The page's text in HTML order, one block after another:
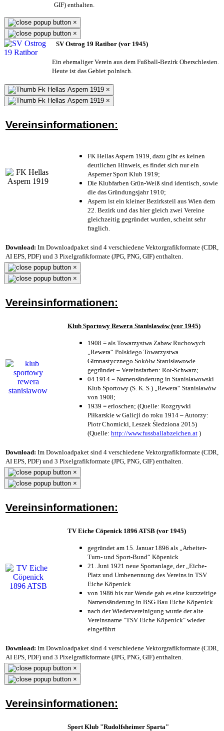
GIF) enthalten.
×
×
SV Ostrog 19 Ratibor (vor 1945)
Ein ehemaliger Verein aus dem Fußball-Bezirk Oberschlesien.
Heute ist das Gebiet polnisch.
×
×
Vereinsinformationen:
FK Hellas Aspern 1919, dazu gibt es keinen
deutlichen Hinweis, es findet sich nur ein
Asperner Sport Klub 1919;
Die Klubfarben Grün-Weiß sind identisch, sowie
die das Gründungsjahr 1910;
Aspern ist ein kleiner Bezirksteil aus Wien dem
22. Bezirk und das hier gleich zwei Vereine
gleichzeitig gegründet wurden, scheint sehr
fraglich.
Download: Im Downloadpaket sind 4 verschiedene Vektorgrafikformate (CDR,
AI EPS, PDF) und 3 Pixelgrafikformate (JPG, PNG, GIF) enthalten.
×
×
Vereinsinformationen:
Klub Sportowy Rewera Stanisławów (vor 1945)
1908 = als Towarzystwa Zabaw Ruchowych
„Rewera“ Polskiego Towarzystwa
Gimnastycznego Sokółw Stanisławowie
gegründet – Vereinsfarben: Rot-Schwarz;
04.1914 = Namensänderung in Stanisławowski
Klub Sportowy (S. K. S.) „Rewera“ Stanisławów
von 1908;
1939 = erloschen; (Quelle: Rozgrywki
Piłkarskie w Galicji do roku 1914 – Autorzy:
Piotr Chomicki, Leszek Śledziona 2015)
(Quelle: http://www.fussballabzeichen.at )
Download: Im Downloadpaket sind 4 verschiedene Vektorgrafikformate (CDR,
AI EPS, PDF) und 3 Pixelgrafikformate (JPG, PNG, GIF) enthalten.
×
×
Vereinsinformationen:
TV Eiche Cöpenick 1896 ATSB (vor 1945)
gegründet am 15. Januar 1896 als „Arbeiter-
Turn- und Sport-Bund“ Köpenick
21. Juni 1921 neue Sportanlage, der „Eiche-
Platz und Umbenennung des Vereins in TSV
Eiche Köpenick
von 1986 bis zur Wende gab es eine kurzzeitige
Namensänderung in BSG Bau Eiche Köpenick
nach der Wiedervereinigung wurde der alte
Vereinsname "TSV Eiche Köpenick" wieder
eingeführt
Download: Im Downloadpaket sind 4 verschiedene Vektorgrafikformate (CDR,
AI EPS, PDF) und 3 Pixelgrafikformate (JPG, PNG, GIF) enthalten.
×
×
Vereinsinformationen:
Sport Klub "Rudolfsheimer Sparta"